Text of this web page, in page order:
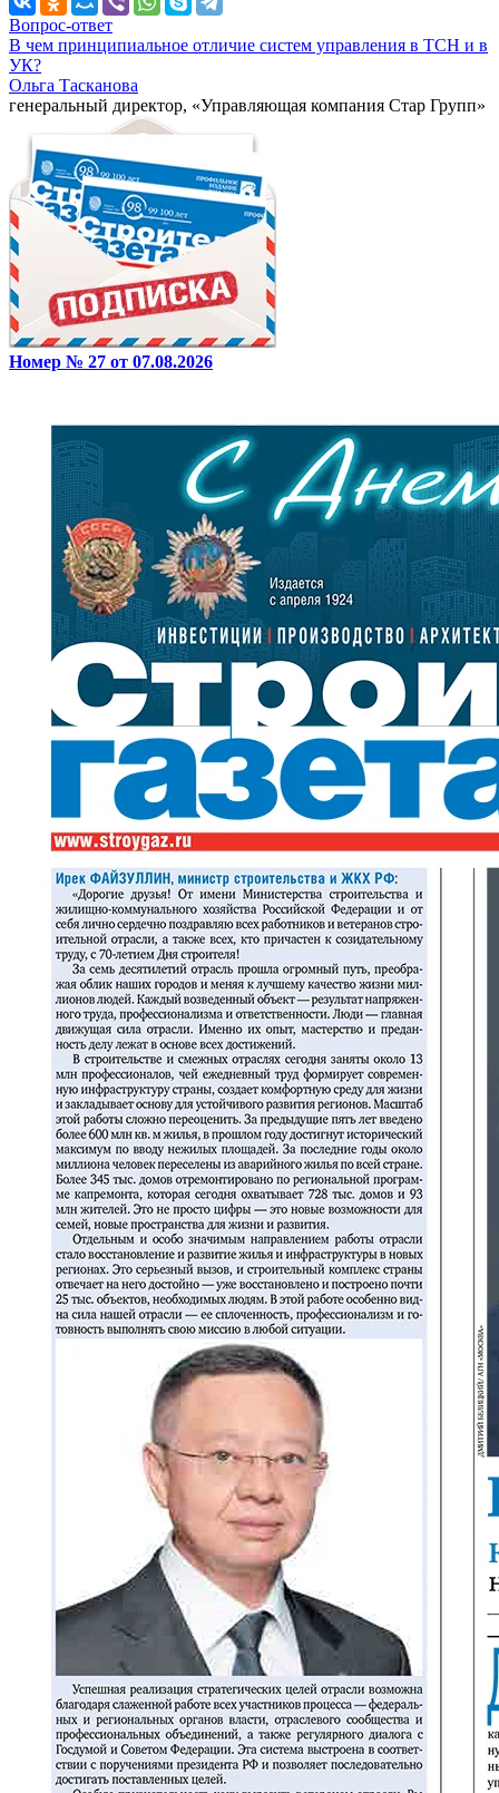
Вопрос-ответ
В чем принципиальное отличие систем управления в ТСН и в
УК?
Ольга Тасканова
генеральный директор, «Управляющая компания Стар Групп»
Номер № 27 от 07.08.2026